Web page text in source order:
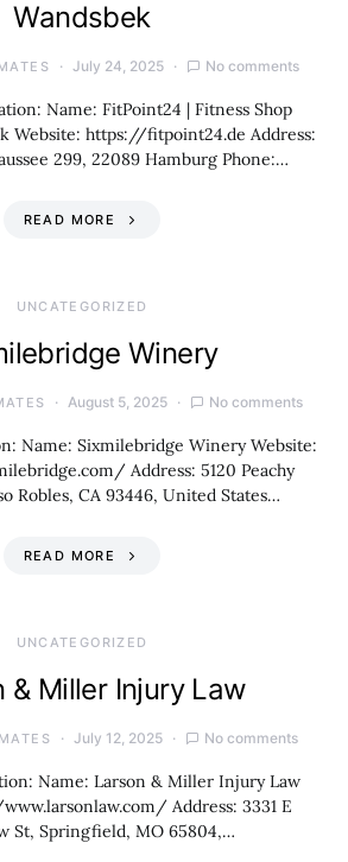
Wandsbek
July 24, 2025 No comments
Name: FitPoint24 | Fitness Shop
Website: https://fitpoint24.de Address:
299, 22089 Hamburg Phone:…
READ MORE
UNCATEGORIZED
Winery
August 5, 2025 No comments
Name: Sixmilebridge Winery Website:
Address: 5120 Peachy
Robles, CA 93446, United States…
READ MORE
UNCATEGORIZED
& Miller Injury Law
July 12, 2025 No comments
Name: Larson & Miller Injury Law
Address: 3331 E
St, Springfield, MO 65804,…